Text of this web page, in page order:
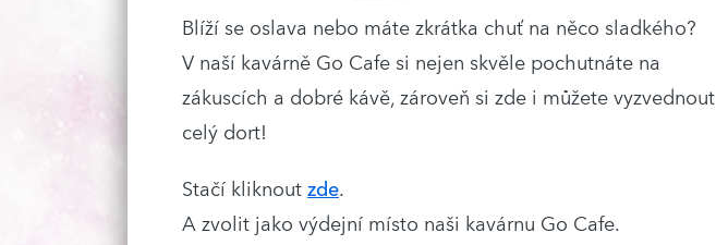
Blíží se oslava nebo máte zkrátka chuť na něco sladkého?
V naší kavárně Go Cafe si nejen skvěle pochutnáte na
zákuscích a dobré kávě, zároveň si zde i můžete vyzvednout
celý dort!
Stačí kliknout zde.
A zvolit jako výdejní místo naši kavárnu Go Cafe.